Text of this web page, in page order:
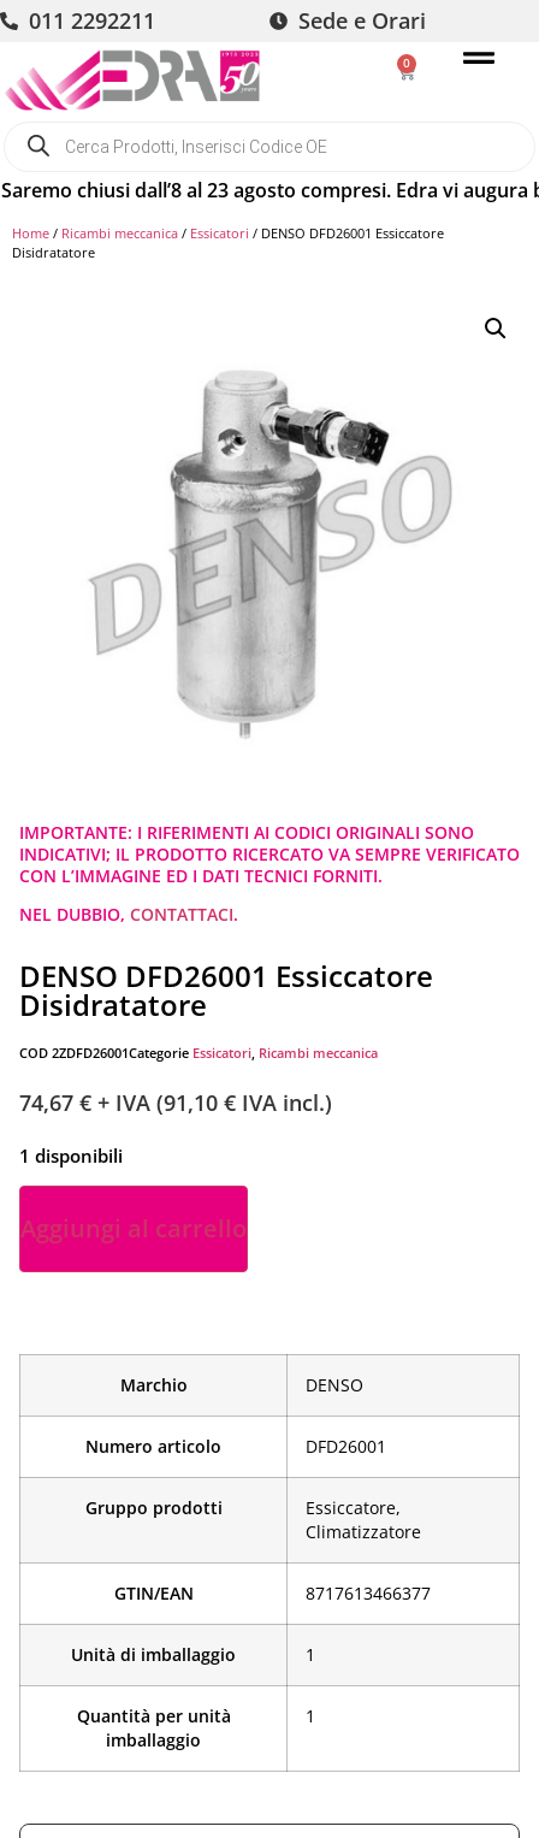
011 2292211 Sede e Orari
0
dall’8 al 23 agosto compresi. Edra vi augura
Home / Ricambi meccanica / Essicatori / DENSO DFD26001 Essiccatore
Disidratatore
IMPORTANTE: I RIFERIMENTI AI CODICI ORIGINALI SONO
INDICATIVI; IL PRODOTTO RICERCATO VA SEMPRE VERIFICATO
CON L’IMMAGINE ED I DATI TECNICI FORNITI.
NEL DUBBIO, CONTATTACI.
DENSO DFD26001 Essiccatore
Disidratatore
COD 2ZDFD26001Categorie Essicatori, Ricambi meccanica
74,67 € + IVA (91,10 € IVA incl.)
1 disponibili
Aggiungi al carrello
Marchio DENSO
Numero articolo DFD26001
Gruppo prodotti
Essiccatore,
Climatizzatore
GTIN/EAN ­8717613466377
Unità di imballaggio 1
Quantità per unità
imballaggio
1